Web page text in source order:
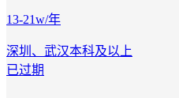
13-21w/年
深圳、武汉本科及以上
已过期